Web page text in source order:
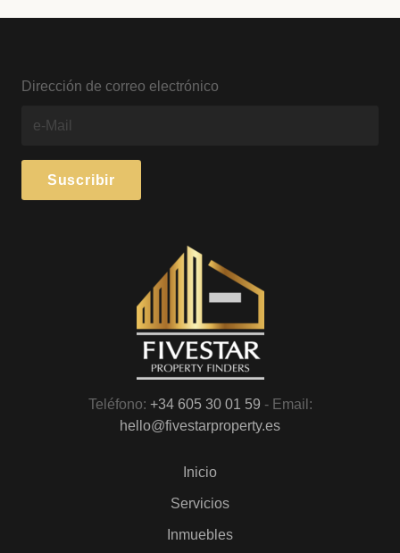
Dirección de correo electrónico
Teléfono: +34 605 30 01 59 - Email:
hello@fivestarproperty.es
Inicio
Servicios
Inmuebles